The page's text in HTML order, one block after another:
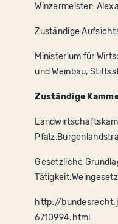
Winzermeister:
Zuständige
Ministerium für
und Weinbau,
Zuständige
Gesetzliche
http://
6710994.html